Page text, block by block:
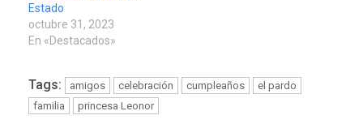
Estado
octubre 31, 2023
En «Destacados»
Tags: amigos celebración cumpleaños
el pardo
familia
princesa Leonor
3
Evacúan aldeas en
Guatemala por erupción de
volcán de Fuego